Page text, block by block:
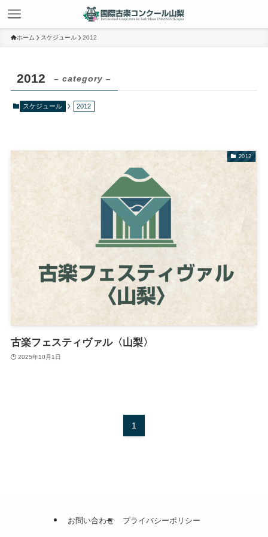
ホーム スケジュール 2012
2012 – category –
スケジュール 2012
2012
古楽フェスティヴァル〈山梨〉
2025年10月1日
1
お問い合わせ プライバシーポリシー